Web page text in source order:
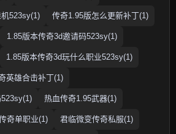
523sy(1) 传奇1.95版怎么更新补丁(1)
1.85版本传奇3d邀请码523sy(1)
1.85版本传奇3d玩什么职业523sy(1)
英雄合击补丁(1)
热血传奇1.95武器(1)
奇单职业(1) 君临微变传奇私服(1)